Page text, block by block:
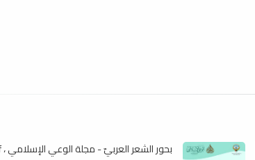
بحور الشعر العربيّ - مجلة الوعي الإسلامي ، pdf